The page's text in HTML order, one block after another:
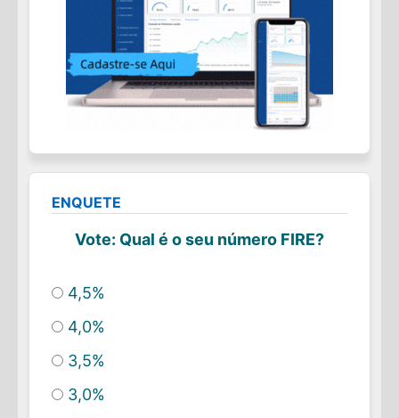
ENQUETE
Vote: Qual é o seu número FIRE?
4,5%
4,0%
3,5%
3,0%